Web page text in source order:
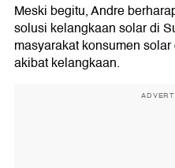
Meski begitu, Andre
solusi kelangkaan solar di
masyarakat konsumen
akibat kelangkaan.